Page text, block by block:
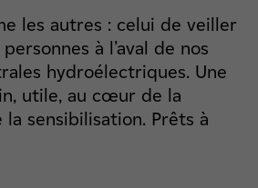
les autres : celui de veiller
à l’aval de nos
hydroélectriques. Une
utile, au cœur de la
sensibilisation. Prêts à